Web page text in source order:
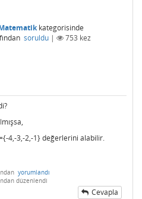
kategorisinde
soruldu | 753 kez
4,-3,-2,-1} değerlerini alabilir.
yorumlandı
düzenlendi
Cevapla